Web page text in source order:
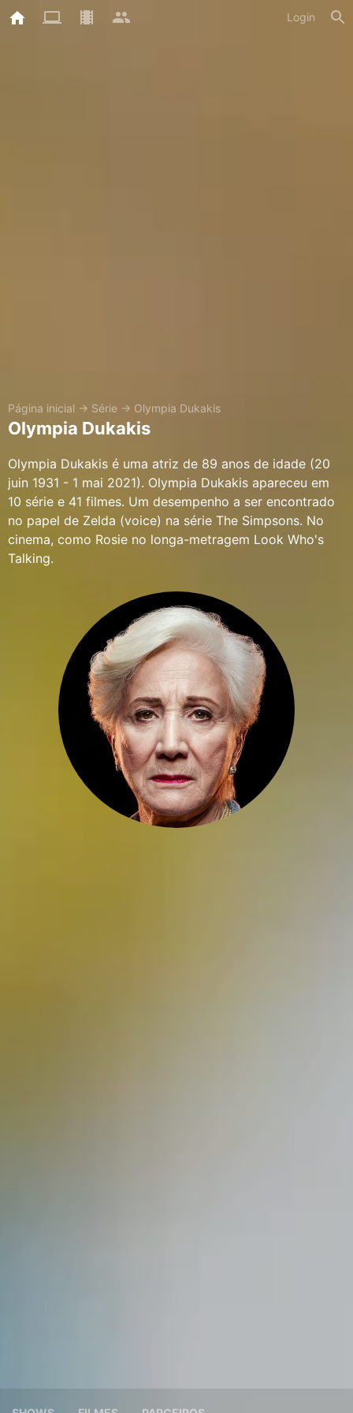
Login
Página inicial → Série → Olympia Dukakis
Olympia Dukakis
Olympia Dukakis é uma atriz de 89 anos de idade (20
juin 1931 - 1 mai 2021). Olympia Dukakis apareceu em
10 série e 41 filmes. Um desempenho a ser encontrado
no papel de Zelda (voice) na série The Simpsons. No
cinema, como Rosie no longa-metragem Look Who's
Talking.